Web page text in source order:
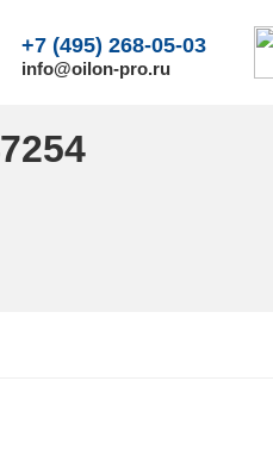
+7 (495) 268-05-03
info@oilon-pro.ru